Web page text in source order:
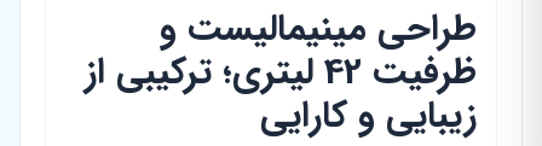
طراحی مینیمالیست و
ظرفیت 42 لیتری؛ ترکیبی از
زیبایی و کارایی